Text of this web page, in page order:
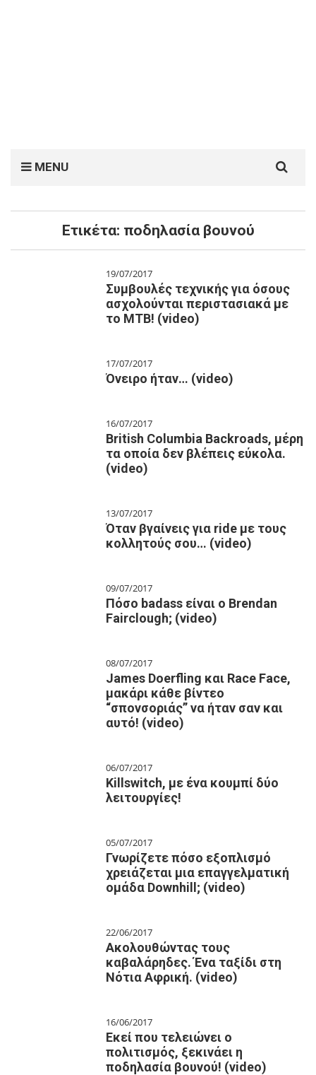
MENU
for:
Ετικέτα: ποδηλασία βουνού
19/07/2017
Συμβουλές τεχνικής για όσους
ασχολούνται περιστασιακά με
το ΜΤΒ! (video)
17/07/2017
Όνειρο ήταν… (video)
16/07/2017
British Columbia Backroads, μέρη
τα οποία δεν βλέπεις εύκολα.
(video)
13/07/2017
Όταν βγαίνεις για ride με τους
κολλητούς σου… (video)
09/07/2017
Πόσο badass είναι ο Brendan
Fairclough; (video)
08/07/2017
James Doerfling και Race Face,
μακάρι κάθε βίντεο
“σπονσοριάς” να ήταν σαν και
αυτό! (video)
06/07/2017
Killswitch, με ένα κουμπί δύο
λειτουργίες!
05/07/2017
Γνωρίζετε πόσο εξοπλισμό
χρειάζεται μια επαγγελματική
ομάδα Downhill; (video)
22/06/2017
Ακολουθώντας τους
καβαλάρηδες. Ένα ταξίδι στη
Νότια Αφρική. (video)
16/06/2017
Εκεί που τελειώνει ο
πολιτισμός, ξεκινάει η
ποδηλασία βουνού! (video)